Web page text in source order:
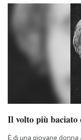
Il volto più baciato
È di una giovane